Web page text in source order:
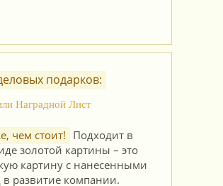
подарков:
Наградной Лист
чем стоит! Подходит в
золотой картины – это
картину с нанесенными
развитие компании.